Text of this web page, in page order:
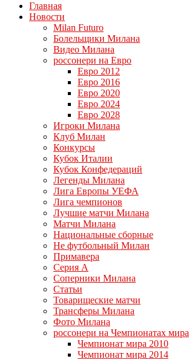
Главная
Новости
Milan Futuro
Болельщики Милана
Видео Милана
россонери на Евро
Евро 2012
Евро 2016
Евро 2020
Евро 2024
Евро 2028
Игроки Милана
Клуб Милан
Конкурсы
Кубок Италии
Кубок Конфедераций
Легенды Милана
Лига Европы УЕФА
Лига чемпионов
Лучшие матчи Милана
Матчи Милана
Национальные сборные
Не футбольный Милан
Примавера
Серия А
Соперники Милана
Статьи
Товарищеские матчи
Трансферы Милана
Фото Милана
россонери на Чемпионатах мира
Чемпионат мира 2010
Чемпионат мира 2014